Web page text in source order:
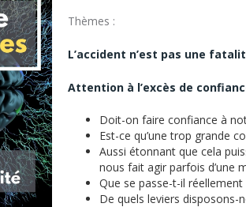
Thèmes :
L’accident n’est pas une
Attention à l’excès de
Doit-on faire confiance à
Est-ce qu’une trop grande
Aussi étonnant que cela
nous fait agir parfois d’une
Que se passe-t-il
De quels leviers disposons-